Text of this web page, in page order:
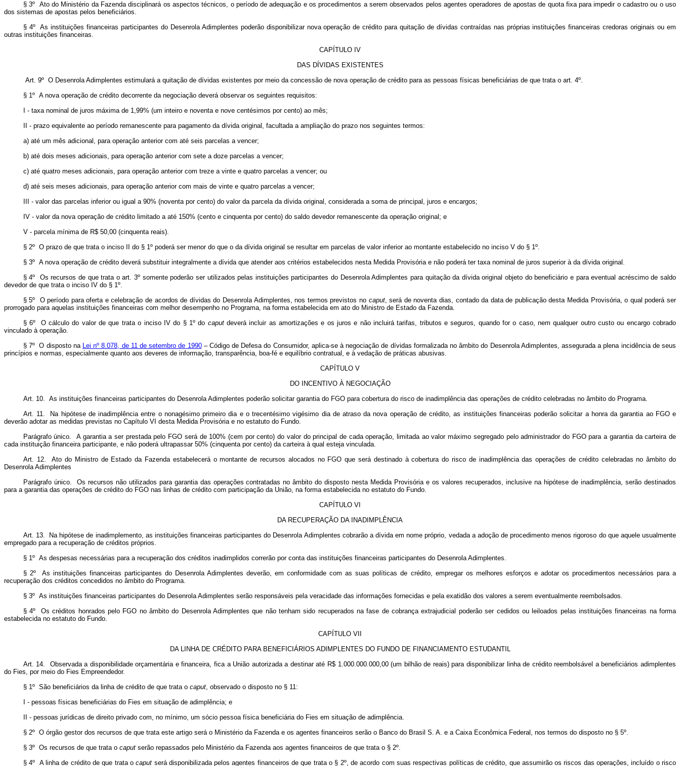
§ 3º Ato do Ministério da Fazenda disciplinará os aspectos técnicos, o período de adequação e os procedimentos a serem observados pelos agentes operadores de apostas de quota fixa para impedir o cadastro ou o uso
dos sistemas de apostas pelos beneficiários.
§ 4º As instituições financeiras participantes do Desenrola Adimplentes poderão disponibilizar nova operação de crédito para quitação de dívidas contraídas nas próprias instituições financeiras credoras originais ou em
outras instituições financeiras.
CAPÍTULO IV
DAS DÍVIDAS EXISTENTES
Art. 9º O Desenrola Adimplentes estimulará a quitação de dívidas existentes por meio da concessão de nova operação de crédito para as pessoas físicas beneficiárias de que trata o art. 4º.
§ 1º A nova operação de crédito decorrente da negociação deverá observar os seguintes requisitos:
I - taxa nominal de juros máxima de 1,99% (um inteiro e noventa e nove centésimos por cento) ao mês;
II - prazo equivalente ao período remanescente para pagamento da dívida original, facultada a ampliação do prazo nos seguintes termos:
a) até um mês adicional, para operação anterior com até seis parcelas a vencer;
b) até dois meses adicionais, para operação anterior com sete a doze parcelas a vencer;
c) até quatro meses adicionais, para operação anterior com treze a vinte e quatro parcelas a vencer; ou
d) até seis meses adicionais, para operação anterior com mais de vinte e quatro parcelas a vencer;
III - valor das parcelas inferior ou igual a 90% (noventa por cento) do valor da parcela da dívida original, considerada a soma de principal, juros e encargos;
IV - valor da nova operação de crédito limitado a até 150% (cento e cinquenta por cento) do saldo devedor remanescente da operação original; e
V - parcela mínima de R$ 50,00 (cinquenta reais).
§ 2º O prazo de que trata o inciso II do § 1º poderá ser menor do que o da dívida original se resultar em parcelas de valor inferior ao montante estabelecido no inciso V do § 1º.
§ 3º A nova operação de crédito deverá substituir integralmente a dívida que atender aos critérios estabelecidos nesta Medida Provisória e não poderá ter taxa nominal de juros superior à da dívida original.
§ 4º Os recursos de que trata o art. 3º somente poderão ser utilizados pelas instituições participantes do Desenrola Adimplentes para quitação da dívida original objeto do beneficiário e para eventual acréscimo de saldo
devedor de que trata o inciso IV do § 1º.
§ 5º O período para oferta e celebração de acordos de dívidas do Desenrola Adimplentes, nos termos previstos no caput, será de noventa dias, contado da data de publicação desta Medida Provisória, o qual poderá ser
prorrogado para aquelas instituições financeiras com melhor desempenho no Programa, na forma estabelecida em ato do Ministro de Estado da Fazenda.
§ 6º O cálculo do valor de que trata o inciso IV do § 1º do caput deverá incluir as amortizações e os juros e não incluirá tarifas, tributos e seguros, quando for o caso, nem qualquer outro custo ou encargo cobrado
vinculado à operação.
§ 7º O disposto na Lei nº 8.078, de 11 de setembro de 1990– Código de Defesa do Consumidor, aplica-se à negociação de dívidas formalizada no âmbito do Desenrola Adimplentes, assegurada a plena incidência de seus
princípios e normas, especialmente quanto aos deveres de informação, transparência, boa-fé e equilíbrio contratual, e à vedação de práticas abusivas.
CAPÍTULO V
DO INCENTIVO À NEGOCIAÇÃO
Art. 10. As instituições financeiras participantes do Desenrola Adimplentes poderão solicitar garantia do FGO para cobertura do risco de inadimplência das operações de crédito celebradas no âmbito do Programa.
Art. 11. Na hipótese de inadimplência entre o nonagésimo primeiro dia e o trecentésimo vigésimo dia de atraso da nova operação de crédito, as instituições financeiras poderão solicitar a honra da garantia ao FGO e
deverão adotar as medidas previstas no Capítulo VI desta Medida Provisória e no estatuto do Fundo.
Parágrafo único. A garantia a ser prestada pelo FGO será de 100% (cem por cento) do valor do principal de cada operação, limitada ao valor máximo segregado pelo administrador do FGO para a garantia da carteira de
cada instituição financeira participante, e não poderá ultrapassar 50% (cinquenta por cento) da carteira à qual esteja vinculada.
Art. 12. Ato do Ministro de Estado da Fazenda estabelecerá o montante de recursos alocados no FGO que será destinado à cobertura do risco de inadimplência das operações de crédito celebradas no âmbito do
Desenrola Adimplentes
Parágrafo único. Os recursos não utilizados para garantia das operações contratadas no âmbito do disposto nesta Medida Provisória e os valores recuperados, inclusive na hipótese de inadimplência, serão destinados
para a garantia das operações de crédito do FGO nas linhas de crédito com participação da União, na forma estabelecida no estatuto do Fundo.
CAPÍTULO VI
DA RECUPERAÇÃO DA INADIMPLÊNCIA
Art. 13. Na hipótese de inadimplemento, as instituições financeiras participantes do Desenrola Adimplentes cobrarão a dívida em nome próprio, vedada a adoção de procedimento menos rigoroso do que aquele usualmente
empregado para a recuperação de créditos próprios.
§ 1º As despesas necessárias para a recuperação dos créditos inadimplidos correrão por conta das instituições financeiras participantes do Desenrola Adimplentes.
§ 2º As instituições financeiras participantes do Desenrola Adimplentes deverão, em conformidade com as suas políticas de crédito, empregar os melhores esforços e adotar os procedimentos necessários para a
recuperação dos créditos concedidos no âmbito do Programa.
§ 3º As instituições financeiras participantes do Desenrola Adimplentes serão responsáveis pela veracidade das informações fornecidas e pela exatidão dos valores a serem eventualmente reembolsados.
§ 4º Os créditos honrados pelo FGO no âmbito do Desenrola Adimplentes que não tenham sido recuperados na fase de cobrança extrajudicial poderão ser cedidos ou leiloados pelas instituições financeiras na forma
estabelecida no estatuto do Fundo.
CAPÍTULO VII
DA LINHA DE CRÉDITO PARA BENEFICIÁRIOS ADIMPLENTES DO FUNDO DE FINANCIAMENTO ESTUDANTIL
Art. 14. Observada a disponibilidade orçamentária e financeira, fica a União autorizada a destinar até R$ 1.000.000.000,00 (um bilhão de reais) para disponibilizar linha de crédito reembolsável a beneficiários adimplentes
do Fies, por meio do Fies Empreendedor.
§ 1º São beneficiários da linha de crédito de que trata o caput, observado o disposto no § 11:
I - pessoas físicas beneficiárias do Fies em situação de adimplência; e
II - pessoas jurídicas de direito privado com, no mínimo, um sócio pessoa física beneficiária do Fies em situação de adimplência.
§ 2º O órgão gestor dos recursos de que trata este artigo será o Ministério da Fazenda e os agentes financeiros serão o Banco do Brasil S. A. e a Caixa Econômica Federal, nos termos do disposto no § 5º.
§ 3º Os recursos de que trata o caputserão repassados pelo Ministério da Fazenda aos agentes financeiros de que trata o § 2º.
§ 4º A linha de crédito de que trata ocaput será disponibilizada pelos agentes financeiros de que trata o § 2º, de acordo com suas respectivas políticas de crédito, que assumirão os riscos das operações, incluído o risco